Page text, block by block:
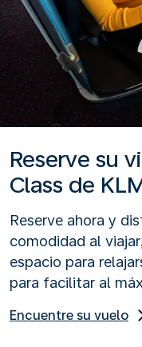
Reserve su
Class de
Reserve ahora y
comodidad al
espacio para
para facilitar al
Encuentre su vuelo